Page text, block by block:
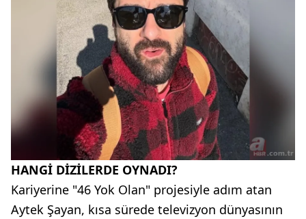
HANGİ DİZİLERDE OYNADI?
Kariyerine "46 Yok Olan" projesiyle adım atan
Aytek Şayan, kısa sürede televizyon dünyasının